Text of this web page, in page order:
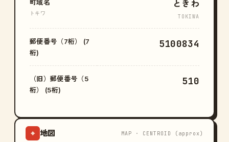
町域名
トキワ
ときわ
TOKIWA
郵便番号（7桁） (7
桁)
5100834
（旧）郵便番号（5
桁） (5桁)
510
⌖ 地図 MAP · CENTROID (approx)